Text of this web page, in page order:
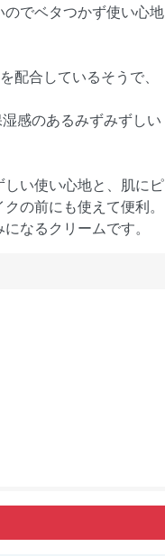
でベタつかず使い心地
配合しているそうで、
感のあるみずみずしい
い使い心地と、肌にピ
の前にも使えて便利。
なるクリームです。